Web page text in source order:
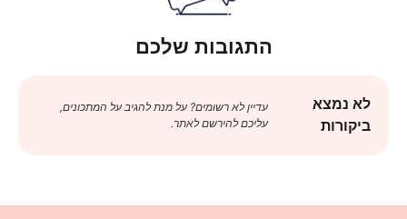
התגובות שלכם
לא נמצא
ביקורות
עדיין לא רשומים? על מנת להגיב על המתכונים,
עליכם להירשם לאתר.